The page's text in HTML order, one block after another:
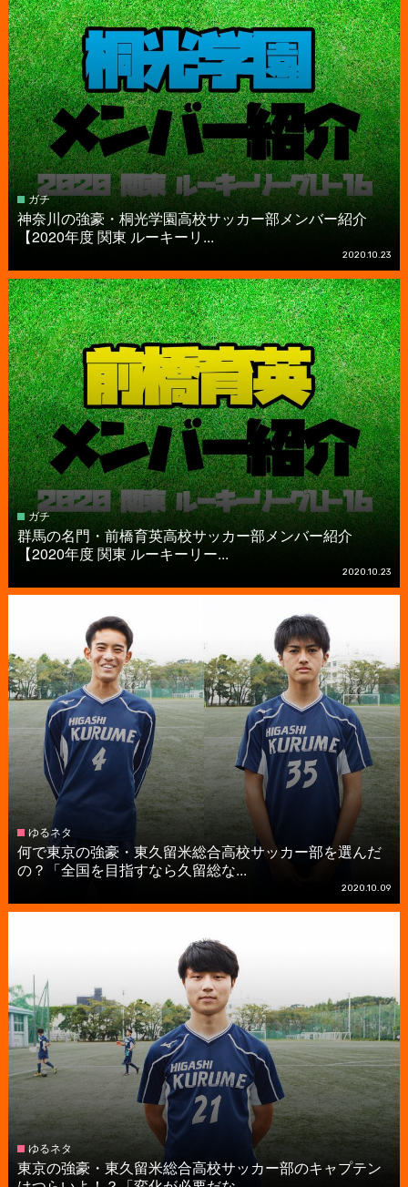
ガチ
神奈川の強豪・桐光学園高校サッカー部メンバー紹介
【2020年度 関東 ルーキーリ...
2020.10.23
ガチ
群馬の名門・前橋育英高校サッカー部メンバー紹介
【2020年度 関東 ルーキーリー...
2020.10.23
ゆるネタ
何で東京の強豪・東久留米総合高校サッカー部を選んだ
の？「全国を目指すなら久留総な...
2020.10.09
ゆるネタ
東京の強豪・東久留米総合高校サッカー部のキャプテン